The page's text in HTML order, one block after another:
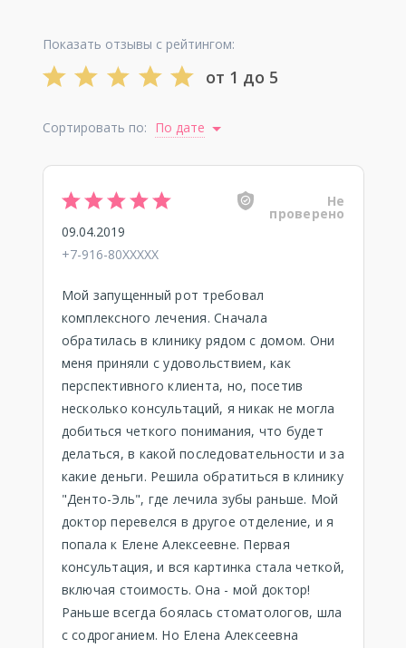
Показать отзывы с рейтингом:
от 1 до 5
Сортировать по: По дате
Не
проверено
09.04.2019
+7-916-80XXXXX
Мой запущенный рот требовал
комплексного лечения. Сначала
обратилась в клинику рядом с домом. Они
меня приняли с удовольствием, как
перспективного клиента, но, посетив
несколько консультаций, я никак не могла
добиться четкого понимания, что будет
делаться, в какой последовательности и за
какие деньги. Решила обратиться в клинику
"Денто-Эль", где лечила зубы раньше. Мой
доктор перевелся в другое отделение, и я
попала к Елене Алексеевне. Первая
консультация, и вся картинка стала четкой,
включая стоимость. Она - мой доктор!
Раньше всегда боялась стоматологов, шла
с содроганием. Но Елена Алексеевна